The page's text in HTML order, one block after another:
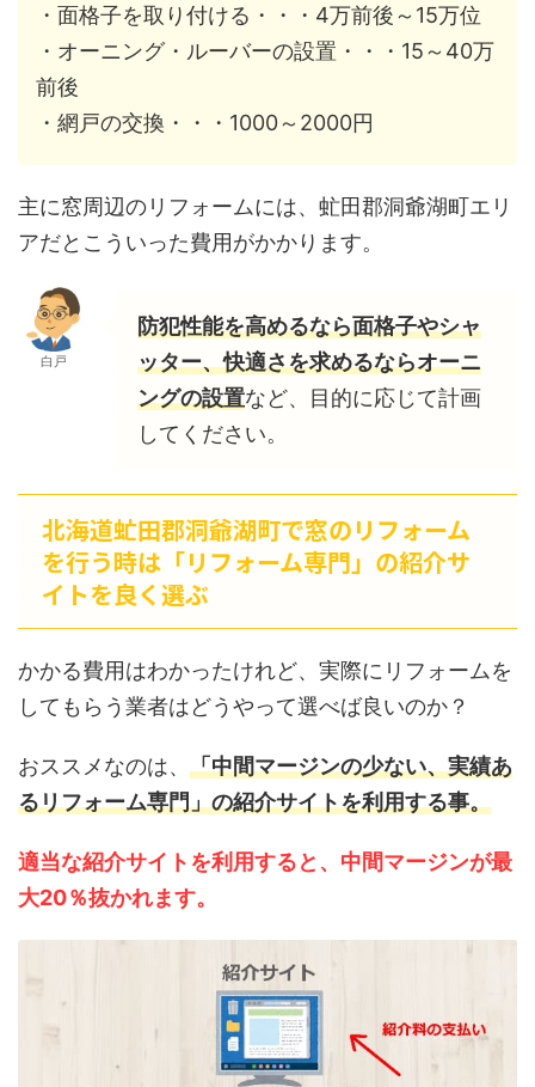
・面格子を取り付ける・・・4万前後～15万位
・オーニング・ルーバーの設置・・・15～40万
前後
・網戸の交換・・・1000～2000円
主に窓周辺のリフォームには、虻田郡洞爺湖町エリ
アだとこういった費用がかかります。
白戸
防犯性能を高めるなら面格子やシャ
ッター、快適さを求めるならオーニ
ングの設置など、目的に応じて計画
してください。
北海道虻田郡洞爺湖町で窓のリフォーム
を行う時は「リフォーム専門」の紹介サ
イトを良く選ぶ
かかる費用はわかったけれど、実際にリフォームを
してもらう業者はどうやって選べば良いのか？
おススメなのは、 「中間マージンの少ない、実績あ
るリフォーム専門」の紹介サイトを利用する事。
適当な紹介サイトを利用すると、中間マージンが最
大20％抜かれます。